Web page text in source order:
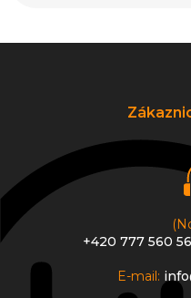
+420 777 560
E-mail: